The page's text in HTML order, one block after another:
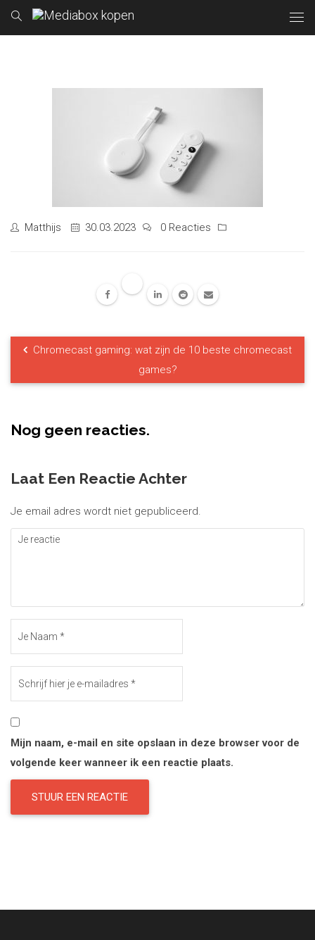
Matthijs 30.03.2023 0 Reacties
Chromecast gaming: wat zijn de 10 beste chromecast
games?
Nog geen reacties.
Laat Een Reactie Achter
Je email adres wordt niet gepubliceerd.
Mijn naam, e-mail en site opslaan in deze browser voor de
volgende keer wanneer ik een reactie plaats.